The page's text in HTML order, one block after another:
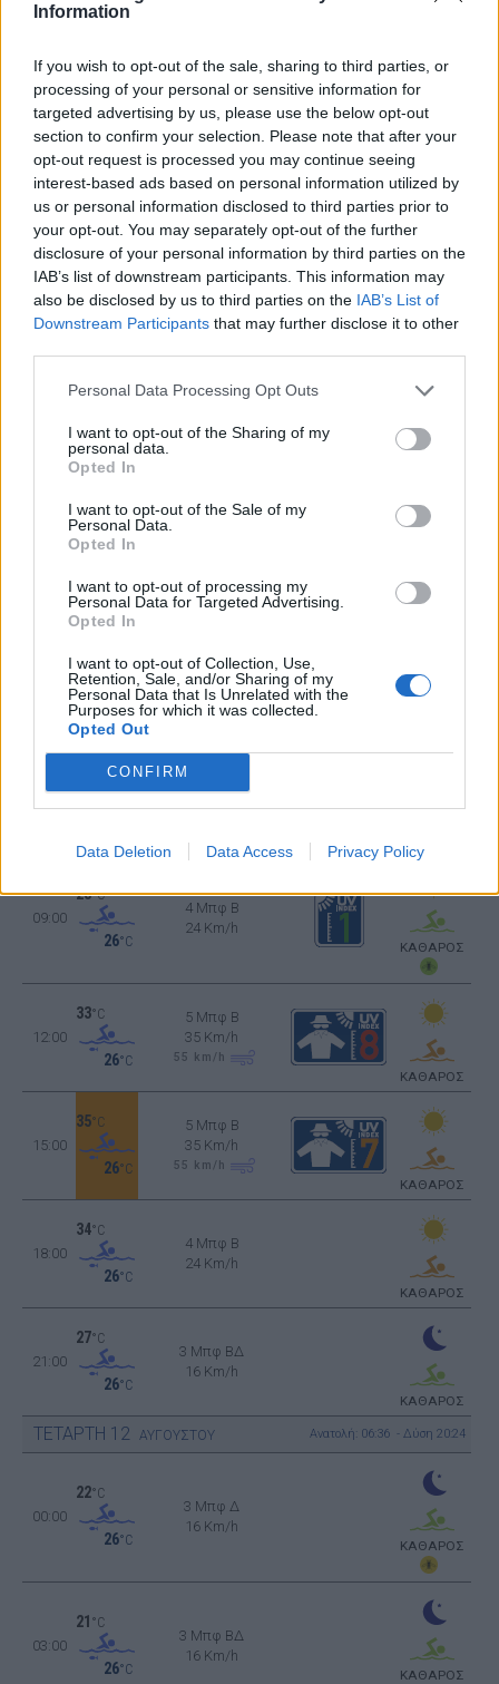
Information
If you wish to opt-out of the sale, sharing to third parties, or
processing of your personal or sensitive information for
targeted advertising by us, please use the below opt-out
section to confirm your selection. Please note that after your
opt-out request is processed you may continue seeing
interest-based ads based on personal information utilized by
us or personal information disclosed to third parties prior to
your opt-out. You may separately opt-out of the further
disclosure of your personal information by third parties on the
IAB’s list of downstream participants. This information may
also be disclosed by us to third parties on the IAB’s List of
Downstream Participants that may further disclose it to other
Personal Data Processing Opt Outs
I want to opt-out of the Sharing of my
personal data.
Opted In
I want to opt-out of the Sale of my
Personal Data.
Opted In
I want to opt-out of processing my
Personal Data for Targeted Advertising.
Opted In
I want to opt-out of Collection, Use,
Retention, Sale, and/or Sharing of my
Personal Data that Is Unrelated with the
Purposes for which it was collected.
Opted Out
CONFIRM
Data Deletion Data Access Privacy Policy
26°C 55km/h
ΚΑΘΑΡΟΣ
15:00
35°C
26°C
5 Μπφ B
35 Km/h
55km/h
ΚΑΘΑΡΟΣ
18:00
34
°C
5 Μπφ B
35 Km/h
55km/h
ΚΑΘΑΡΟΣ
°C
26°C
16 Km/h
ΤΡΙΤΗ11 ΑΥΓΟΥΣΤΟΥ Ανατολή: 06:35 - Δύση 20:25
24°C
26 °C
3 Μπφ ΒΔ
22
26°C
16 Km/h
ΚΑΘΑΡΟΣ
06:00
26°C
3 Μπφ ΒΔ
09:00
28°C
26°C
4 Μπφ B
24 Km/h
ΚΑΘΑΡΟΣ
12:00
33°C
26°C
5 Μπφ B
35 Km/h
55 km/h
ΚΑΘΑΡΟΣ
15:00
35°C
26°C
5 Μπφ B
35 Km/h
55 km/h
ΚΑΘΑΡΟΣ
18:00
34°C
26°C
4 Μπφ B
24 Km/h
ΚΑΘΑΡΟΣ
21:00
27°C
26°C
3 Μπφ ΒΔ
16 Km/h
ΚΑΘΑΡΟΣ
ΤΕΤΑΡΤΗ 12 ΑΥΓΟΥΣΤΟΥ Ανατολή: 06:36 - Δύση 20:24
00:00
22°C
26°C
3 Μπφ Δ
16 Km/h
ΚΑΘΑΡΟΣ
03:00
21 °C
26°C
3 Μπφ ΒΔ
16 Km/h
ΚΑΘΑΡΟΣ